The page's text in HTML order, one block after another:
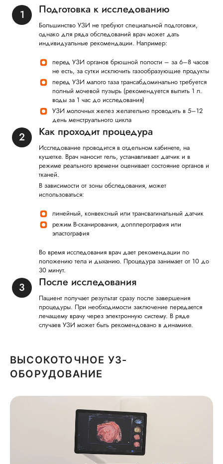
Подготовка к исследованию
Большинство УЗИ не требуют специальной подготовки,
однако для ряда обследований врач может дать
индивидуальные рекомендации. Например:
перед УЗИ органов брюшной полости – за 6–8 часов
не есть, за сутки исключить газообразующие продукты
перед УЗИ малого таза трансабдоминально требуется
полный мочевой пузырь (рекомендуется выпить 1 л.
воды за 1 час до исследования)
УЗИ молочных желез желательно проводить в 5–12
день менструального цикла
Как проходит процедура
Исследование проводится в отдельном кабинете, на
кушетке. Врач наносит гель, устанавливает датчик и в
режиме реального времени оценивает состояние органов и
тканей.
В зависимости от зоны обследования, может
использоваться:
линейный, конвексный или трансвагинальный датчик
режим B-сканирования, допплерография или
эластография
Во время исследования врач дает рекомендации по
положению тела и дыханию. Процедура занимает от 10 до
30 минут.
После исследования
Пациент получает результат сразу после завершения
процедуры. При необходимости заключение передается
лечащему врачу через электронную систему. В ряде
случаев УЗИ может быть рекомендовано в динамике.
ВЫСОКОТОЧНОЕ УЗ-
ОБОРУДОВАНИЕ